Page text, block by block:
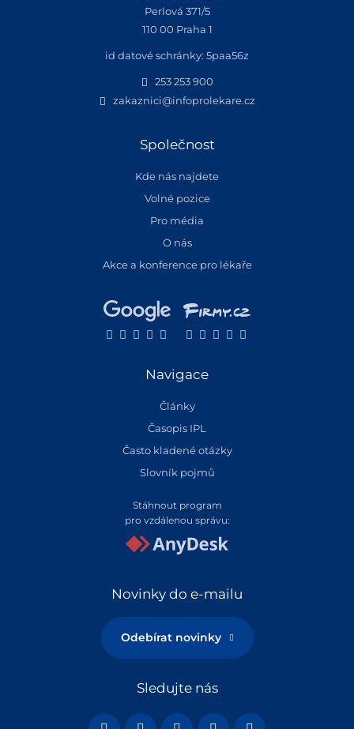
Perlová 371/5
110 00 Praha 1
id datové schránky: 5paa56z
253 253 900
zakaznici@infoprolekare.cz
Společnost
Kde nás najdete
Volné pozice
Pro média
O nás
Akce a konference pro lékaře
Navigace
Články
Časopis IPL
Často kladené otázky
Slovník pojmů
Stáhnout program
pro vzdálenou správu:
Novinky do e-mailu
Odebírat novinky
Sledujte nás